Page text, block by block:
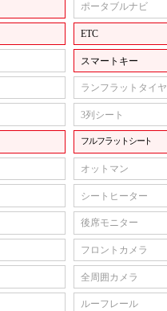
ポータブルナビ
ETC
スマートキー
ランフラットタイヤ
3列シート
フルフラットシート
オットマン
シートヒーター
後席モニター
フロントカメラ
全周囲カメラ
ルーフレール